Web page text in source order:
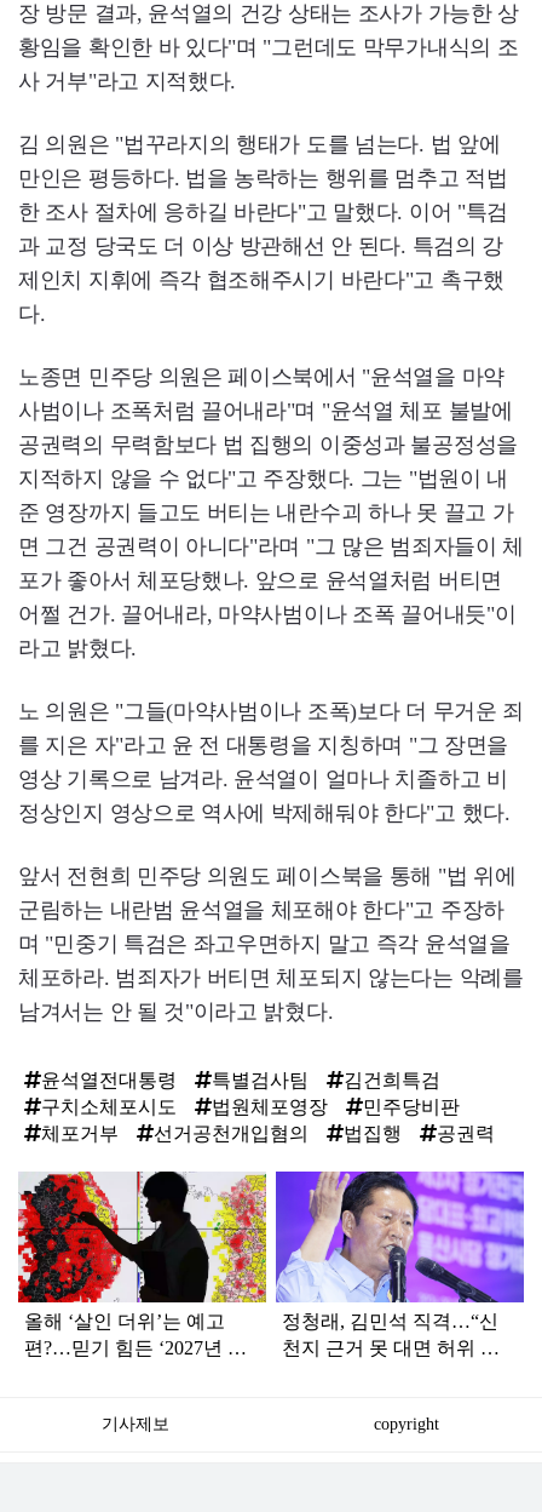
장 방문 결과, 윤석열의 건강 상태는 조사가 가능한 상
황임을 확인한 바 있다"며 "그런데도 막무가내식의 조
사 거부"라고 지적했다.
김 의원은 "법꾸라지의 행태가 도를 넘는다. 법 앞에
만인은 평등하다. 법을 농락하는 행위를 멈추고 적법
한 조사 절차에 응하길 바란다"고 말했다. 이어 "특검
과 교정 당국도 더 이상 방관해선 안 된다. 특검의 강
제인치 지휘에 즉각 협조해주시기 바란다"고 촉구했
다.
노종면 민주당 의원은 페이스북에서 "윤석열을 마약
사범이나 조폭처럼 끌어내라"며 "윤석열 체포 불발에
공권력의 무력함보다 법 집행의 이중성과 불공정성을
지적하지 않을 수 없다"고 주장했다. 그는 "법원이 내
준 영장까지 들고도 버티는 내란수괴 하나 못 끌고 가
면 그건 공권력이 아니다"라며 "그 많은 범죄자들이 체
포가 좋아서 체포당했나. 앞으로 윤석열처럼 버티면
어쩔 건가. 끌어내라, 마약사범이나 조폭 끌어내듯"이
라고 밝혔다.
노 의원은 "그들(마약사범이나 조폭)보다 더 무거운 죄
를 지은 자"라고 윤 전 대통령을 지칭하며 "그 장면을
영상 기록으로 남겨라. 윤석열이 얼마나 치졸하고 비
정상인지 영상으로 역사에 박제해둬야 한다"고 했다.
앞서 전현희 민주당 의원도 페이스북을 통해 "법 위에
군림하는 내란범 윤석열을 체포해야 한다"고 주장하
며 "민중기 특검은 좌고우면하지 말고 즉각 윤석열을
체포하라. 범죄자가 버티면 체포되지 않는다는 악례를
남겨서는 안 될 것"이라고 밝혔다.
윤석열전대통령 특별검사팀
김건희특검
구치소체포시도
법원체포영장
민주당비판
체포거부
선거공천개입혐의 법집행 공권력
탑
라
인
올해 ‘살인 더위’는 예고
편?…믿기 힘든 ‘2027년 여
정청래, 김민석 직격…“신
천지 근거 못 대면 허위 신
기사제보 copyright